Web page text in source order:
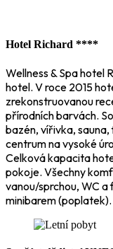
Hotel Richard ****
Wellness & Spa
hotel. V roce 2015
zrekonstruovanou
přírodních barvách.
bazén, vířivka,
centrum na vysoké
Celková kapacita
pokoje. Všechny
vanou/sprchou, WC
minibarem (poplatek).